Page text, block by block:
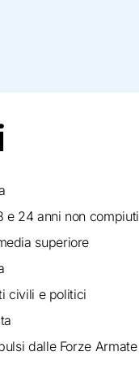
e 24 anni non compiuti
superiore
civili e politici
dalle Forze Armate